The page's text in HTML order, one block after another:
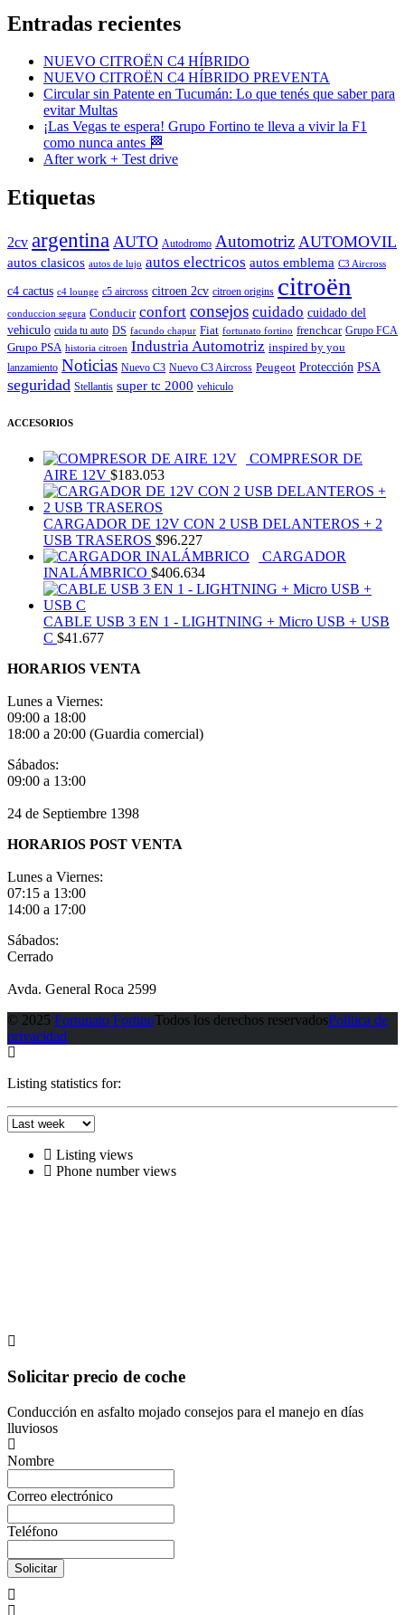
Entradas recientes
NUEVO CITROËN C4 HÍBRIDO
NUEVO CITROËN C4 HÍBRIDO PREVENTA
Circular sin Patente en Tucumán: Lo que tenés que saber para
evitar Multas
¡Las Vegas te espera! Grupo Fortino te lleva a vivir la F1
como nunca antes 🏁
After work + Test drive
Etiquetas
2cv argentina AUTO Autodromo Automotriz AUTOMOVIL
autos clasicos autos de lujo autos electricos autos emblema C3 Aircross
c4 cactus c4 lounge c5 aircross citroen 2cv citroen origins citroën
conduccion segura Conducir confort consejos cuidado cuidado del
vehiculo cuida tu auto DS facundo chapur Fiat fortunato fortino frenchcar Grupo FCA
Grupo PSA historia citroen Industria Automotriz inspired by you
lanzamiento Noticias Nuevo C3 Nuevo C3 Aircross Peugeot Protección PSA
seguridad Stellantis super tc 2000 vehiculo
ACCESORIOS
COMPRESOR DE
AIRE 12V $183.053
CARGADOR DE 12V CON 2 USB DELANTEROS + 2
USB TRASEROS $96.227
CARGADOR
INALÁMBRICO $406.634
CABLE USB 3 EN 1 - LIGHTNING + Micro USB + USB
C $41.677
HORARIOS VENTA
Lunes a Viernes:
09:00 a 18:00
18:00 a 20:00 (Guardia comercial)
Sábados:
09:00 a 13:00
24 de Septiembre 1398
HORARIOS POST VENTA
Lunes a Viernes:
07:15 a 13:00
14:00 a 17:00
Sábados:
Cerrado
Avda. General Roca 2599
© 2025 Fortunato FortinoTodos los derechos reservadosPolítica de
privacidad
Listing statistics for:
Listing views
Phone number views
Solicitar precio de coche
Conducción en asfalto mojado consejos para el manejo en días
lluviosos
Nombre
Correo electrónico
Teléfono
Solicitar